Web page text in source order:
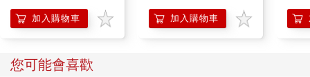
他認定這二十七種基本能力影響了頭骨的形貌，就像被子下的床
單或床墊如果有凸起物，也會透過被子反映出來一樣。頭骨的不
規則隆起和凹陷分別對應不同的能力。高爾發明了一種名叫「顱
的形貌，再根據這些結果來判斷一個人的性格，推論其心智與道
加入購物車 加入購物車
您可能會喜歡